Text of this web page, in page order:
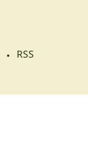
RSS